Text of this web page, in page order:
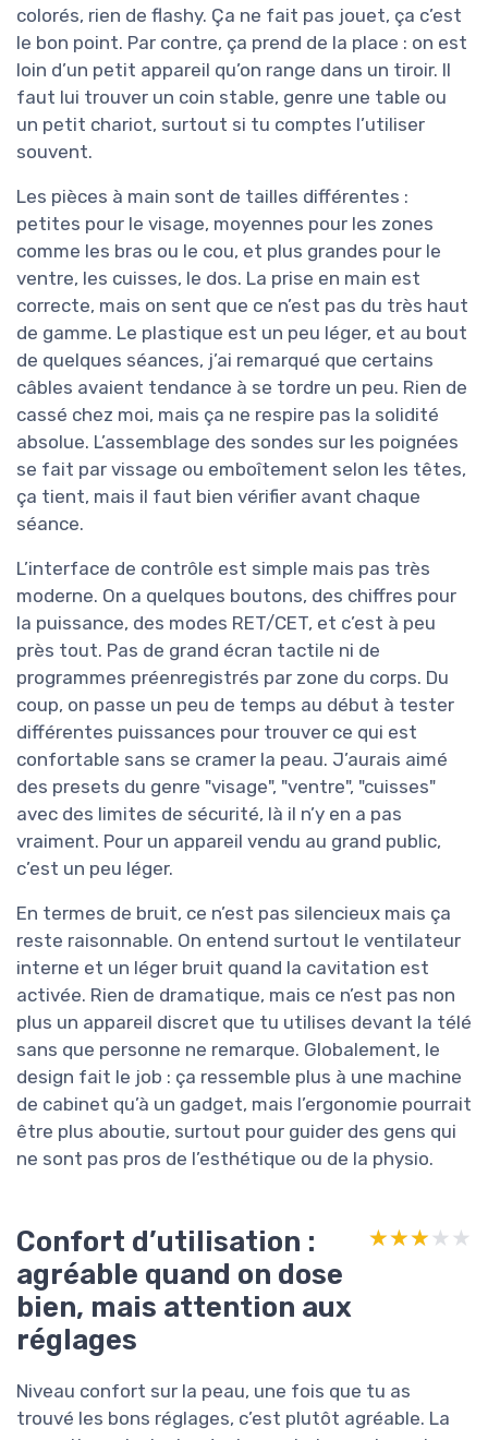
colorés, rien de flashy. Ça ne fait pas jouet, ça c’est
le bon point. Par contre, ça prend de la place : on est
loin d’un petit appareil qu’on range dans un tiroir. Il
faut lui trouver un coin stable, genre une table ou
un petit chariot, surtout si tu comptes l’utiliser
souvent.
Les pièces à main sont de tailles différentes :
petites pour le visage, moyennes pour les zones
comme les bras ou le cou, et plus grandes pour le
ventre, les cuisses, le dos. La prise en main est
correcte, mais on sent que ce n’est pas du très haut
de gamme. Le plastique est un peu léger, et au bout
de quelques séances, j’ai remarqué que certains
câbles avaient tendance à se tordre un peu. Rien de
cassé chez moi, mais ça ne respire pas la solidité
absolue. L’assemblage des sondes sur les poignées
se fait par vissage ou emboîtement selon les têtes,
ça tient, mais il faut bien vérifier avant chaque
séance.
L’interface de contrôle est simple mais pas très
moderne. On a quelques boutons, des chiffres pour
la puissance, des modes RET/CET, et c’est à peu
près tout. Pas de grand écran tactile ni de
programmes préenregistrés par zone du corps. Du
coup, on passe un peu de temps au début à tester
différentes puissances pour trouver ce qui est
confortable sans se cramer la peau. J’aurais aimé
des presets du genre "visage", "ventre", "cuisses"
avec des limites de sécurité, là il n’y en a pas
vraiment. Pour un appareil vendu au grand public,
c’est un peu léger.
En termes de bruit, ce n’est pas silencieux mais ça
reste raisonnable. On entend surtout le ventilateur
interne et un léger bruit quand la cavitation est
activée. Rien de dramatique, mais ce n’est pas non
plus un appareil discret que tu utilises devant la télé
sans que personne ne remarque. Globalement, le
design fait le job : ça ressemble plus à une machine
de cabinet qu’à un gadget, mais l’ergonomie pourrait
être plus aboutie, surtout pour guider des gens qui
ne sont pas pros de l’esthétique ou de la physio.
Confort d’utilisation :
agréable quand on dose
bien, mais attention aux
réglages
★★★★★
★★★★★
Niveau confort sur la peau, une fois que tu as
trouvé les bons réglages, c’est plutôt agréable. La